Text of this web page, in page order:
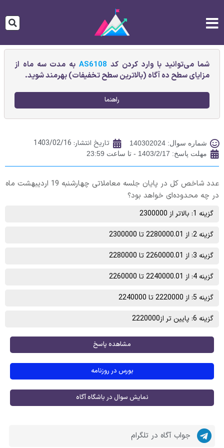
شما می‌توانید با وارد کردن کد AS6108به مدت سه ماه از
مزایای سطح ده آگاه (بالاترین سطح تخفیفات) بهرمند شوید.
راهنما
شماره سوال: 140302024 تاریخ انتشار: 1403/02/16
مهلت پاسخ: 1403/2/17 - تا ساعت 23:59
عدد شاخص کل در پایان جلسه معاملاتی چهارشنبه 19 اردیبهشت ماه
در چه محدوده‌ای خواهد بود؟
گزینه 1: بالاتر از 2300000
گزینه 2: از 2280000.01 تا 2300000
گزینه 3: از 2260000.01 تا 2280000
گزینه 4: از 2240000.01 تا 2260000
گزینه 5: از 2220000 تا 2240000
گزینه 6: پایین تر از2220000
مشاهده پاسخ
بورس در روزنامه
نمایش سوال در باشگاه آگاه
جواب آگاه در تلگرام